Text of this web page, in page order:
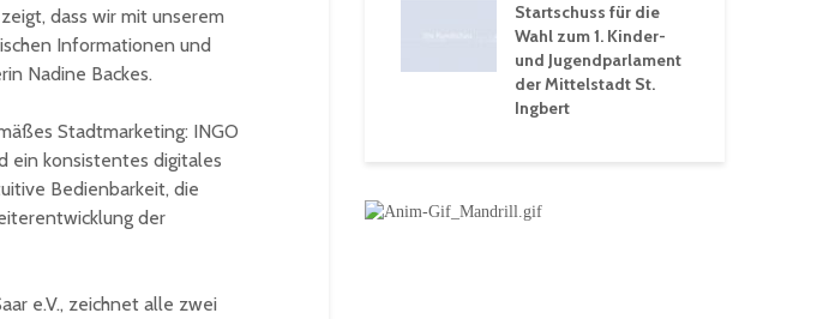
dass wir mit unserem
Informationen und
Nadine Backes.
Stadtmarketing: INGO
ein konsistentes digitales
Bedienbarkeit, die
der
e.V., zeichnet alle zwei
Startschuss für die
Wahl zum 1. Kinder-
und Jugendparlament
der Mittelstadt St.
Ingbert